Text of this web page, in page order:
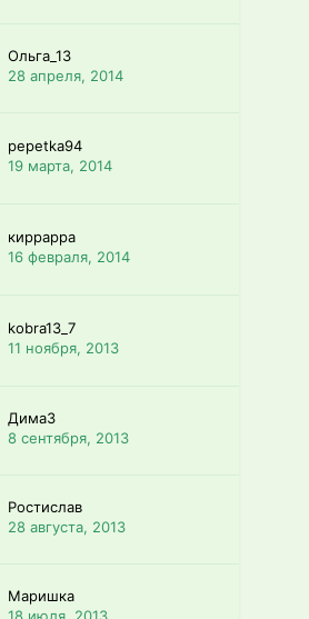
Ольга_13
28 апреля, 2014
pepetka94
19 марта, 2014
киррарра
16 февраля, 2014
kobra13_7
11 ноября, 2013
ДимаЗ
8 сентября, 2013
Ростислав
28 августа, 2013
Маришка